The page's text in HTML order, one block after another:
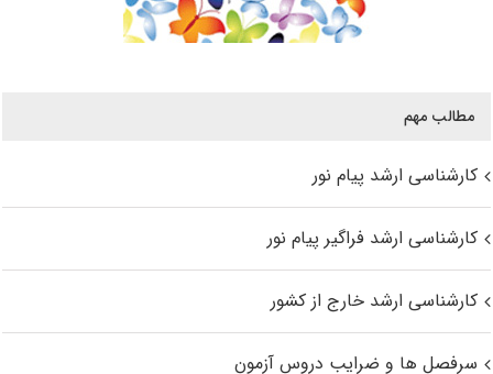
مطالب مهم
کارشناسی ارشد پیام نور
کارشناسی ارشد فراگیر پیام نور
کارشناسی ارشد خارج از کشور
سرفصل ها و ضرایب دروس آزمون